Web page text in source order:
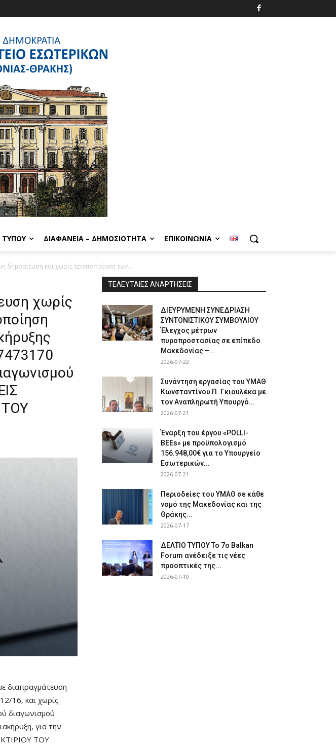
ΤΎΠΟΥ ΔΙΑΦΆΝΕΙΑ – ΔΗΜΟΣΙΌΤΗΤΑ ΕΠΙΚΟΙΝΩΝΊΑ
δημοσίευση και χωρίς τροποποίηση των...
χωρίς
ΤΟΥ
διαπραγμάτευση
16, και χωρίς
διαγωνισμού
για την
ΤΟΥ
ΤΕΛΕΥΤΑΙΕΣ ΑΝΑΡΤΗΣΕΙΣ
ΔΙΕΥΡΥΜΕΝΗ ΣΥΝΕΔΡΙΑΣΗ
ΣΥΝΤΟΝΙΣΤΙΚΟΥ ΣΥΜΒΟΥΛΙΟΥ
Έλεγχος μέτρων
πυροπροστασίας σε επίπεδο
Μακεδονίας –...
2026-07-22
Συνάντηση εργασίας του ΥΜΑΘ
Κωνσταντίνου Π. Γκιουλέκα με
τον Αναπληρωτή Υπουργό...
2026-07-21
Έναρξη του έργου «POLLI-
BEEs» με προϋπολογισμό
156.948,00€ για το Υπουργείο
Εσωτερικών...
2026-07-21
Περιοδείες του ΥΜΑΘ σε κάθε
νομό της Μακεδονίας και της
Θράκης...
2026-07-17
ΔΕΛΤΙΟ ΤΥΠΟΥ Το 7ο Balkan
Forum ανέδειξε τις νέες
προοπτικές της...
2026-07-10